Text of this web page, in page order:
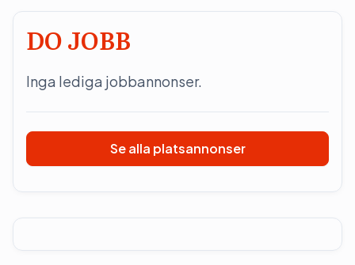
DO JOBB
Inga lediga jobbannonser.
Se alla platsannonser